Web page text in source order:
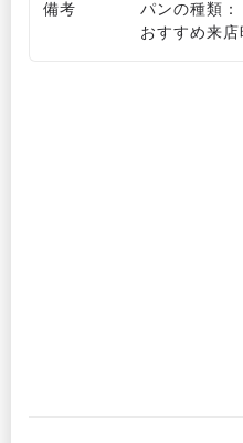
備考
パンの種類
おすすめ来